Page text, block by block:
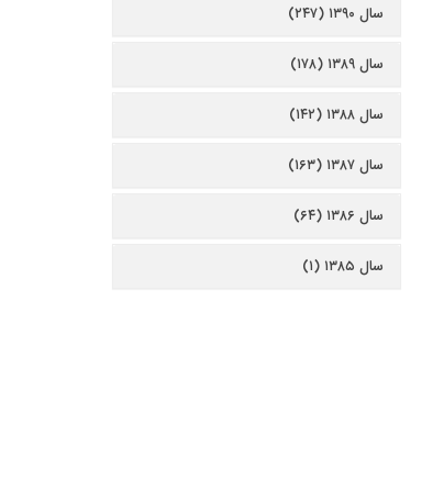
سال ۱۳۹۰ (۲۴۷)
سال ۱۳۸۹ (۱۷۸)
سال ۱۳۸۸ (۱۴۲)
سال ۱۳۸۷ (۱۶۳)
سال ۱۳۸۶ (۶۴)
سال ۱۳۸۵ (۱)